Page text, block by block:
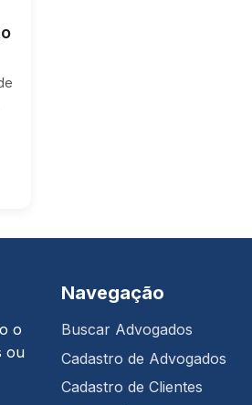
o
ou
Navegação
Buscar Advogados
Cadastro de Advogados
Cadastro de Clientes